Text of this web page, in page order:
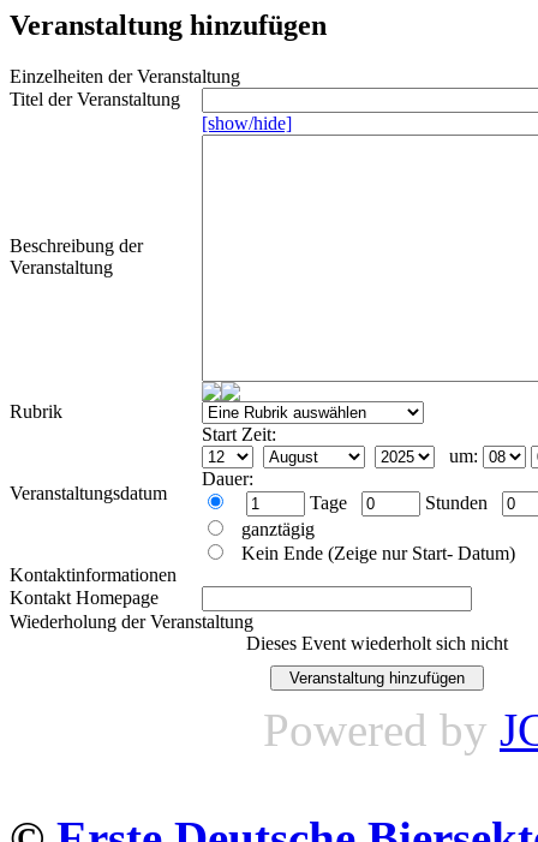
Veranstaltung hinzufügen
Einzelheiten der Veranstaltung
Titel der Veranstaltung
Beschreibung der
Veranstaltung
[show/hide]
Rubrik
Veranstaltungsdatum
Start Zeit:
um:
Dauer:
Tage
Stunden
ganztägig
Kein Ende (Zeige nur Start- Datum)
Kontaktinformationen
Kontakt Homepage
Wiederholung der Veranstaltung
Dieses Event wiederholt sich nicht
Powered by